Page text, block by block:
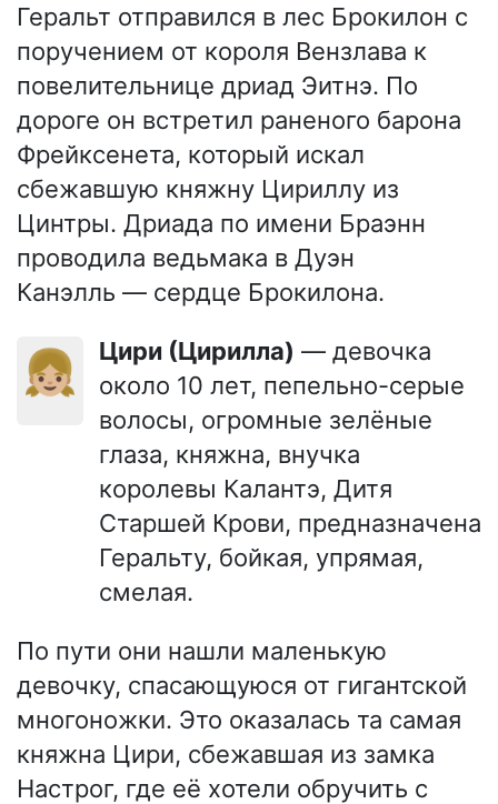
Геральт отправился в лес Брокилон с
поручением от короля Вензлава к
повелительнице дриад Эитнэ. По
дороге он встретил раненого барона
Фрейксенета, который искал
сбежавшую княжну Цириллу из
Цинтры. Дриада по имени Браэнн
проводила ведьмака в Дуэн
Канэлль — сердце Брокилона.
👧🏼 Цири (Цирилла) — девочка
около 10 лет, пепельно-серые
волосы, огромные зелёные
глаза, княжна, внучка
королевы Калантэ, Дитя
Старшей Крови, предназначена
Геральту, бойкая, упрямая,
смелая.
По пути они нашли маленькую
девочку, спасающуюся от гигантской
многоножки. Это оказалась та самая
княжна Цири, сбежавшая из замка
Настрог, где её хотели обручить с